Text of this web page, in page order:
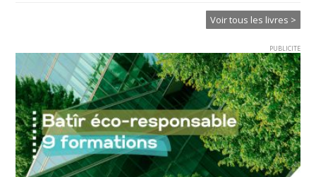
Voir tous les livres >
PUBLICITE